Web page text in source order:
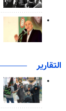
التقارير